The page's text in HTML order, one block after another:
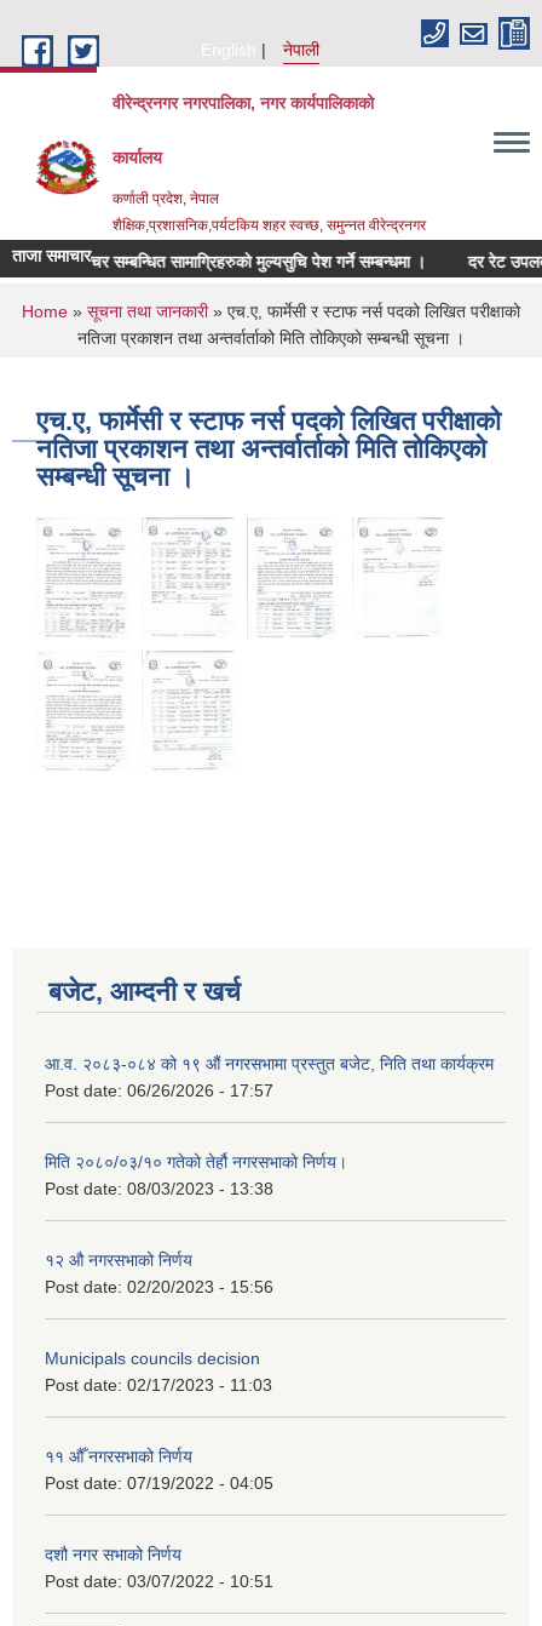
English
नेपाली
वीरेन्द्रनगर नगरपालिका, नगर कार्यपालिकाको
कार्यालय
कर्णाली प्रदेश, नेपाल
शैक्षिक,प्रशासनिक,पर्यटकिय शहर स्वच्छ, समुन्नत वीरेन्द्रनगर
ताजा समाचार
फर्निचर सम्बन्धित सामाग्रिहरुको मुल्यसुचि पेश गर्ने सम्बन्धमा । दर रेट उपलब्ध
You are here
Home » सूचना तथा जानकारी» एच.ए, फार्मेसी र स्टाफ नर्स पदको लिखित परीक्षाको
नतिजा प्रकाशन तथा अन्तर्वार्ताको मिति तोकिएकाे सम्बन्धी सूचना ।
एच.ए, फार्मेसी र स्टाफ नर्स पदको लिखित परीक्षाको
नतिजा प्रकाशन तथा अन्तर्वार्ताको मिति तोकिएकाे
सम्बन्धी सूचना ।
बजेट, आम्दनी र खर्च
आ.व. २०८३-०८४ को १९ औं नगरसभामा प्रस्तुत बजेट, निति तथा कार्यक्रम
Post date: 06/26/2026 - 17:57
मिति २०८०/०३/१० गतेको तेर्हौ नगरसभाको निर्णय।
Post date: 08/03/2023 - 13:38
१२ औ नगरसभाको निर्णय
Post date: 02/20/2023 - 15:56
Municipals councils decision
Post date: 02/17/2023 - 11:03
११ ‌औँ नगरसभाको निर्णय
Post date: 07/19/2022 - 04:05
दशौ नगर सभाको निर्णय
Post date: 03/07/2022 - 10:51